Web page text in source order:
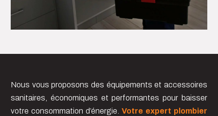
Nous vous proposons des équipements et accessoires
sanitaires, économiques et performantes pour baisser
votre consommation d’énergie. Votre expert plombier